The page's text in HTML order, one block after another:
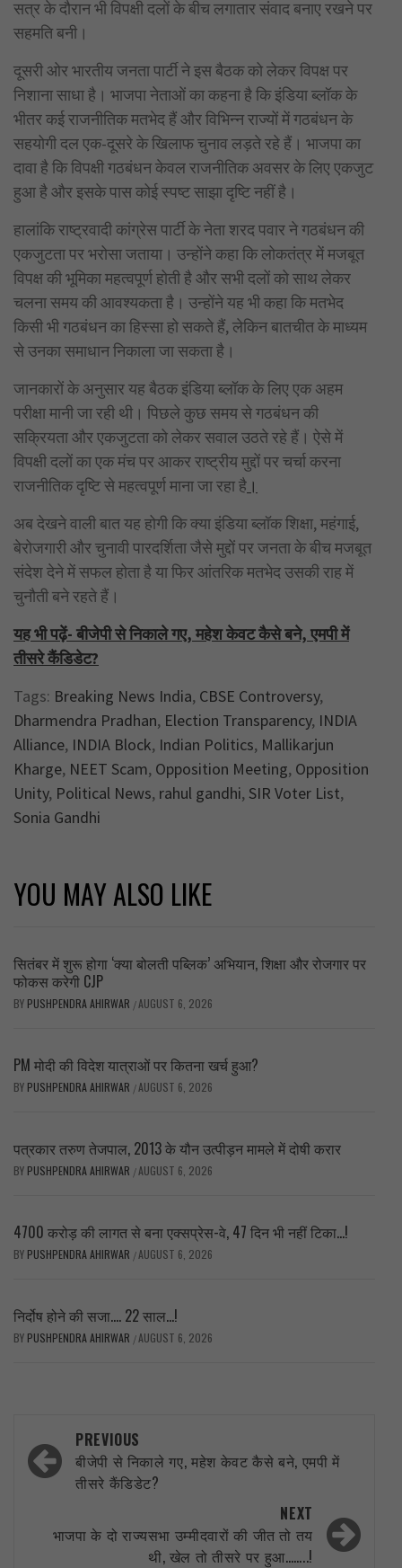
सत्र के दौरान भी विपक्षी दलों के बीच लगातार संवाद बनाए रखने पर
सहमति बनी।
दूसरी ओर भारतीय जनता पार्टी ने इस बैठक को लेकर विपक्ष पर
निशाना साधा है। भाजपा नेताओं का कहना है कि इंडिया ब्लॉक के
भीतर कई राजनीतिक मतभेद हैं और विभिन्न राज्यों में गठबंधन के
सहयोगी दल एक-दूसरे के खिलाफ चुनाव लड़ते रहे हैं। भाजपा का
दावा है कि विपक्षी गठबंधन केवल राजनीतिक अवसर के लिए एकजुट
हुआ है और इसके पास कोई स्पष्ट साझा दृष्टि नहीं है।
हालांकि राष्ट्रवादी कांग्रेस पार्टी के नेता शरद पवार ने गठबंधन की
एकजुटता पर भरोसा जताया। उन्होंने कहा कि लोकतंत्र में मजबूत
विपक्ष की भूमिका महत्वपूर्ण होती है और सभी दलों को साथ लेकर
चलना समय की आवश्यकता है। उन्होंने यह भी कहा कि मतभेद
किसी भी गठबंधन का हिस्सा हो सकते हैं, लेकिन बातचीत के माध्यम
से उनका समाधान निकाला जा सकता है।
जानकारों के अनुसार यह बैठक इंडिया ब्लॉक के लिए एक अहम
परीक्षा मानी जा रही थी। पिछले कुछ समय से गठबंधन की
सक्रियता और एकजुटता को लेकर सवाल उठते रहे हैं। ऐसे में
विपक्षी दलों का एक मंच पर आकर राष्ट्रीय मुद्दों पर चर्चा करना
राजनीतिक दृष्टि से महत्वपूर्ण माना जा रहा है ।
अब देखने वाली बात यह होगी कि क्या इंडिया ब्लॉक शिक्षा, महंगाई,
बेरोजगारी और चुनावी पारदर्शिता जैसे मुद्दों पर जनता के बीच मजबूत
संदेश देने में सफल होता है या फिर आंतरिक मतभेद उसकी राह में
चुनौती बने रहते हैं।
यह भी पढ़ें- बीजेपी से निकाले गए, महेश केवट कैसे बने, एमपी में
तीसरे कैंडिडेट?
Tags: Breaking News India, CBSE Controversy,
Dharmendra Pradhan, Election Transparency, INDIA
Alliance, INDIA Block, Indian Politics, Mallikarjun
Kharge, NEET Scam, Opposition Meeting, Opposition
Unity, Political News, rahul gandhi, SIR Voter List,
Sonia Gandhi
YOU MAY ALSO LIKE
सितंबर में शुरू होगा ‘क्या बोलती पब्लिक’ अभियान, शिक्षा और रोजगार पर
फोकस करेगी CJP
BY PUSHPENDRA AHIRWAR /AUGUST 6, 2026
PM मोदी की विदेश यात्राओं पर कितना खर्च हुआ?
BY PUSHPENDRA AHIRWAR /AUGUST 6, 2026
पत्रकार तरुण तेजपाल, 2013 के यौन उत्पीड़न मामले में दोषी करार
BY PUSHPENDRA AHIRWAR /AUGUST 6, 2026
4700 करोड़ की लागत से बना एक्सप्रेस-वे, 47 दिन भी नहीं टिका…!
BY PUSHPENDRA AHIRWAR /AUGUST 6, 2026
निर्दोष होने की सजा…. 22 साल…!
BY PUSHPENDRA AHIRWAR /AUGUST 6, 2026
Post
navigation
PREVIOUS
बीजेपी से निकाले गए, महेश केवट कैसे बने, एमपी में
तीसरे कैंडिडेट?
NEXT
भाजपा के दो राज्यसभा उम्मीदवारों की जीत तो तय
थी, खेल तो तीसरे पर हुआ……..!